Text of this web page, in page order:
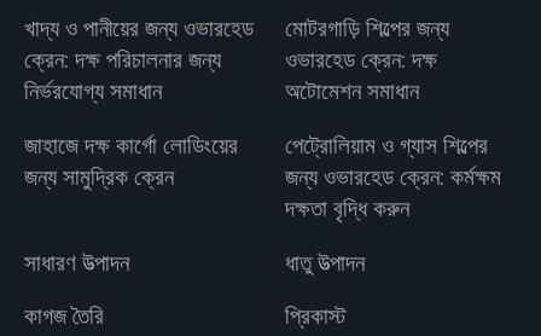
খাদ্য ও পানীয়ের জন্য ওভারহেড
ক্রেন: দক্ষ পরিচালনার জন্য
নির্ভরযোগ্য সমাধান
মোটরগাড়ি শিল্পের জন্য
ওভারহেড ক্রেন: দক্ষ
অটোমেশন সমাধান
জাহাজে দক্ষ কার্গো লোডিংয়ের
জন্য সামুদ্রিক ক্রেন
পেট্রোলিয়াম ও গ্যাস শিল্পের
জন্য ওভারহেড ক্রেন: কর্মক্ষম
দক্ষতা বৃদ্ধি করুন
সাধারণ উত্পাদন
ধাতু উত্পাদন
কাগজ তৈরি
প্রিকাস্ট